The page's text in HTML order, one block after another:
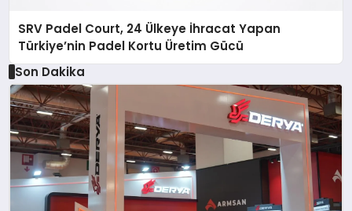
SRV Padel Court, 24 Ülkeye İhracat Yapan
Türkiye’nin Padel Kortu Üretim Gücü
Son Dakika